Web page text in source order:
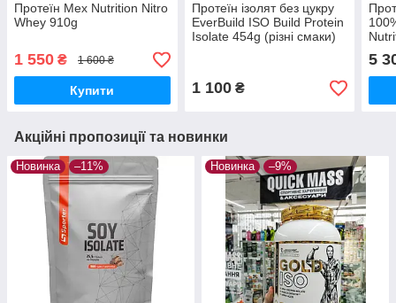
Протеїн Mex Nutrition Nitro
Whey 910g
1 550 ₴ 1 600 ₴
Купити
Протеїн ізолят без цукру
EverBuild ISO Build Protein
Isolate 454g (різні смаки)
1 100₴
5
Акційні пропозиції та новинки
Новинка –11% Новинка –9%